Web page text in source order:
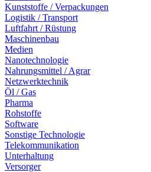
Kunststoffe / Verpackungen
Logistik / Transport
Luftfahrt / Rüstung
Maschinenbau
Medien
Nanotechnologie
Nahrungsmittel / Agrar
Netzwerktechnik
Öl / Gas
Pharma
Rohstoffe
Software
Sonstige Technologie
Telekommunikation
Unterhaltung
Versorger